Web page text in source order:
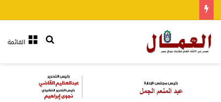
القائمةبحث عن